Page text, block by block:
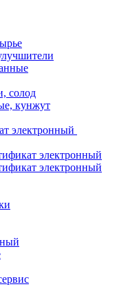
солод
кунжут
электронный
электронный
электронный